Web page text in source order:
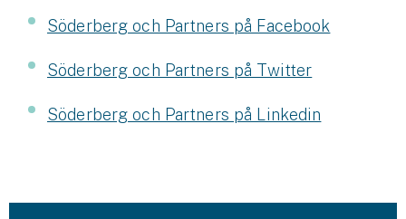
Hem & hus
Hemförsäkring
Villaförsäkring
Söderberg och Partners på Facebook
Söderberg och Partners på Twitter
Söderberg och Partners på Linkedin